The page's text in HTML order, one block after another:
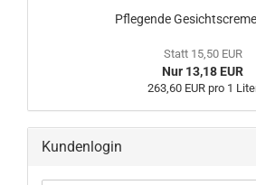
Pflegende
Statt 15,50 EUR
Nur 13,18 EUR
263,60 EUR pro 1
Kundenlogin